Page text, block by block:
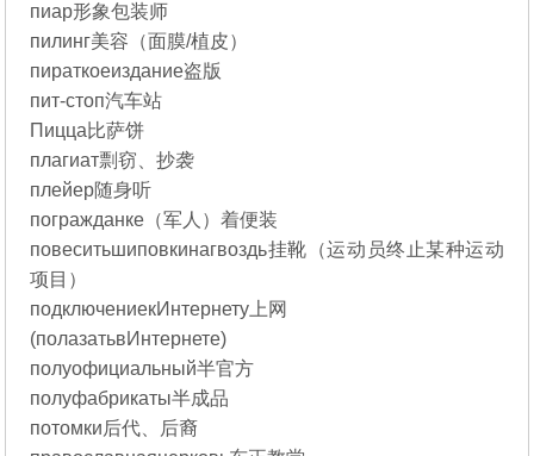
пиар形象包装师
пилинг美容（面膜/植皮）
пираткоеиздание盗版
пит-стоп汽车站
Пицца比萨饼
плагиат剽窃、抄袭
плейер随身听
погражданке（军人）着便装
повеситьшиповкинагвоздь挂靴（运动员终止某种运动
项目）
подключениекИнтернету上网
(полазатьвИнтернете)
полуофициальный半官方
полуфабрикаты半成品
потомки后代、后裔